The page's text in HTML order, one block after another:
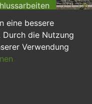
eine bessere
die Nutzung
Verwendung